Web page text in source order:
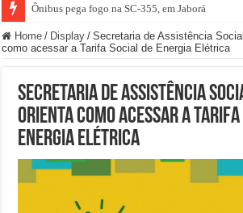
Ônibus pega fogo na SC-355, em Jaborá
Home / Display / Secretaria de Assistência
como acessar a Tarifa Social de Energia Elétrica
Secretaria de Assistência
orienta como acessar a Tarifa
Energia Elétrica